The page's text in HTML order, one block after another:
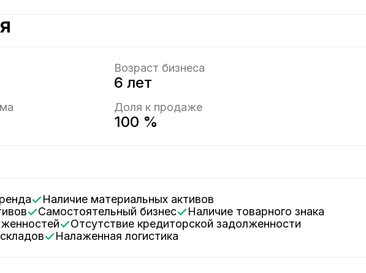
Возраст бизнеса
6 лет
Доля к продаже
100 %
Наличие материальных активов
Самостоятельный бизнес
Наличие товарного знака
Отсутствие кредиторской задолженности
складов Налаженная логистика